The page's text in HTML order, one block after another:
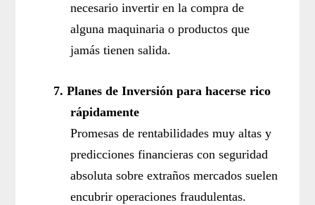
necesario invertir en la compra de
alguna maquinaria o productos que
jamás tienen salida.
7. Planes de Inversión para hacerse rico
rápidamente
Promesas de rentabilidades muy altas y
predicciones financieras con seguridad
absoluta sobre extraños mercados suelen
encubrir operaciones fraudulentas.